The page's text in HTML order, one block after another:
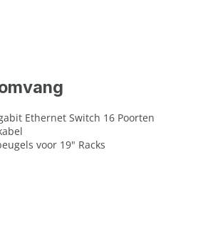
Ethernet Switch 16 Poorten
voor 19" Racks